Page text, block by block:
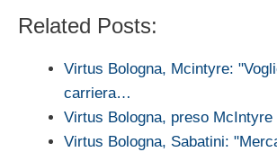
Related Posts:
Virtus Bologna, Mcintyre:
carriera…
Virtus Bologna, preso McIntyre
Virtus Bologna, Sabatini: